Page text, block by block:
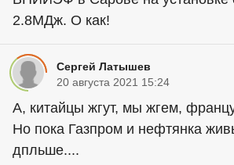
2.8МДж. О как!
Сергей Латышев
20 августа 2021 15:24
А, китайцы жгут, мы жгем,
Но пока Газпром и нефтянка
дпльше....